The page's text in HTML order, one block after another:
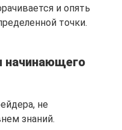
и опять
точки.
начинающего
не
знаний.